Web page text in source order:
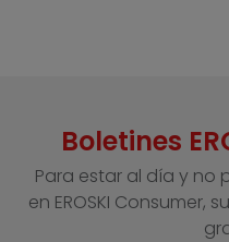
Boletines
Para estar al día y no
en EROSKI Consumer,